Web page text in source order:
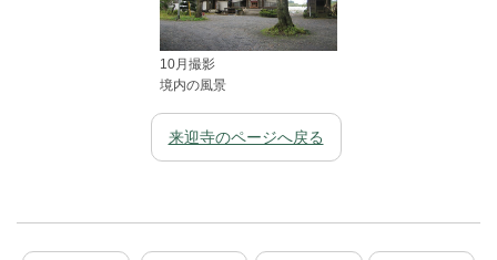
10月撮影
境内の風景
来迎寺のページへ戻る